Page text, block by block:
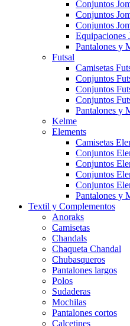
Conjuntos
Conjuntos
Conjuntos
Equipaciones
Pantalones y
Futsal
Camisetas
Conjuntos
Conjuntos
Conjuntos
Pantalones y
Kelme
Elements
Camisetas
Conjuntos
Conjuntos
Conjuntos
Conjuntos
Pantalones y
Textil y Complementos
Anoraks
Camisetas
Chandals
Chaqueta Chandal
Chubasqueros
Pantalones largos
Polos
Sudaderas
Mochilas
Pantalones cortos
Calcetines